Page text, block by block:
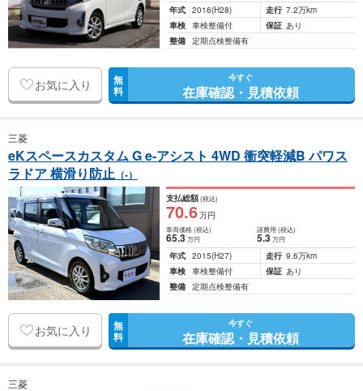
年式 2016(H28) 走行 7.2万km
車検 車検整備付 保証 あり
整備 定期点検整備有
お気に入り 無
料
今すぐ
在庫確認・見積依頼
三菱
eKスペースカスタム G e-アシスト 4WD 衝突軽減B パワス
ラドア 横滑り防止 （-）
支払総額(税込)
70.6万円
車両価格(税込)
65.3万円
諸費用 (税込)
5.3 万円
年式 2015(H27) 走行 9.6万km
車検 車検整備付 保証 あり
整備 定期点検整備有
お気に入り 無
料
今すぐ
在庫確認・見積依頼
三菱